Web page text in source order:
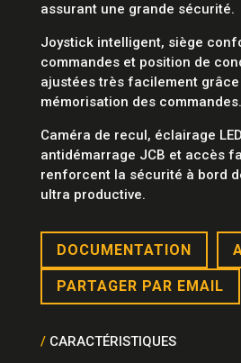
assurant une grande sécurité.
Joystick intelligent, siège
commandes et position de
ajustées très facilement
mémorisation des commandes.
Caméra de recul, éclairage
antidémarrage JCB et accès
renforcent la sécurité à bord
ultra productive.
DOCUMENTATION
PARTAGER PAR EMAIL
/CARACTÉRISTIQUES